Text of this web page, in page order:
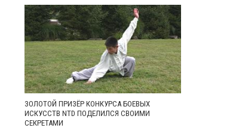
ЗОЛОТОЙ ПРИЗЁР КОНКУРСА БОЕВЫХ
ИСКУССТВ NTD ПОДЕЛИЛСЯ СВОИМИ
СЕКРЕТАМИ